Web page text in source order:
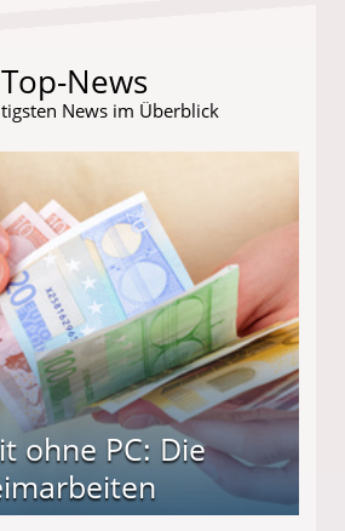
Top-News
News im Überblick
ohne PC: Die